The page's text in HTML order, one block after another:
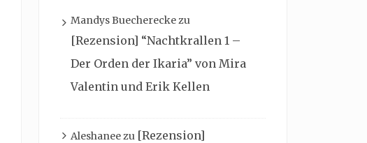
Mandys Buechereckezu
[Rezension] “Nachtkrallen 1 –
Der Orden der Ikaria” von Mira
Valentin und Erik Kellen
Aleshaneezu [Rezension]